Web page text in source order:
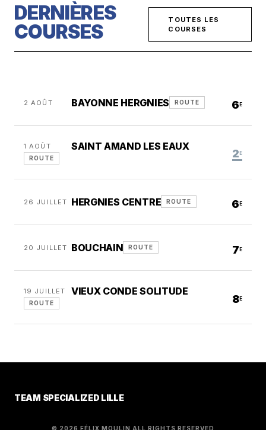
DERNIÈRES
COURSES
TOUTES LES
COURSES
2 AOÛT BAYONNE HERGNIES ROUTE 6 E
1 AOÛT SAINT AMAND LES EAUX
ROUTE 2 E
26 JUILLET HERGNIES CENTRE ROUTE 6 E
20 JUILLET BOUCHAIN ROUTE 7 E
19 JUILLET VIEUX CONDE SOLITUDE
ROUTE 8E
TEAM SPECIALIZED LILLE
© 2026 FÉLIX MOULIN ALL RIGHTS RESERVED